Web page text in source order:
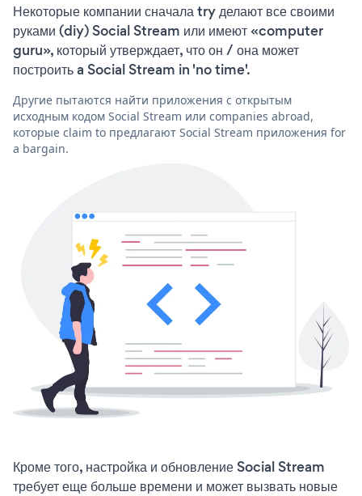
Некоторые компании сначала try делают все своими
руками (diy) Social Stream или имеют «computer
guru», который утверждает, что он / она может
построить a Social Stream in 'no time'.
Другие пытаются найти приложения с открытым
исходным кодом Social Stream или companies abroad,
которые claim to предлагают Social Stream приложения for
a bargain.
Кроме того, настройка и обновление Social Stream
требует еще больше времени и может вызвать новые